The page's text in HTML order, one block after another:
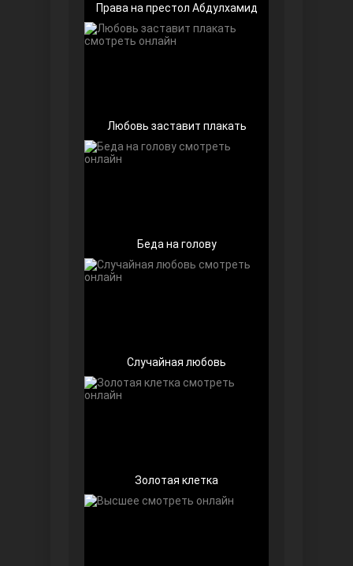
Далекий город
Права на престол Абдулхамид
Любовь заставит плакать
Беда на голову
Случайная любовь
Золотая клетка